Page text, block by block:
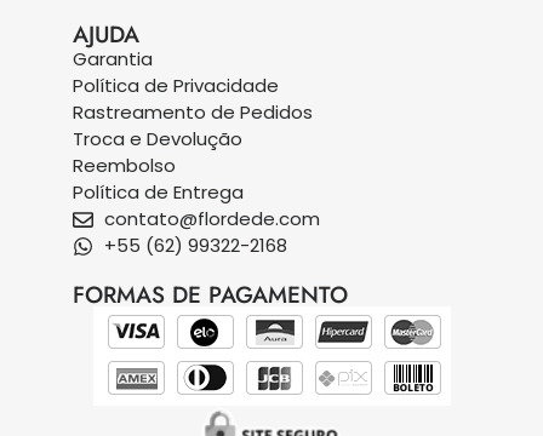
AJUDA
Garantia
Política de Privacidade
Rastreamento de Pedidos
Troca e Devolução
Reembolso
Política de Entrega
contato@flordede.com
+55 (62) 99322-2168
FORMAS DE PAGAMENTO